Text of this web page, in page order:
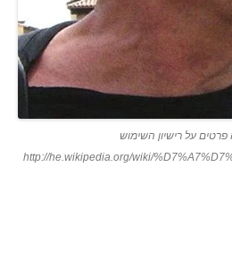
פרטים על רישיון השימוש
http://he.wikipedia.org/wiki/